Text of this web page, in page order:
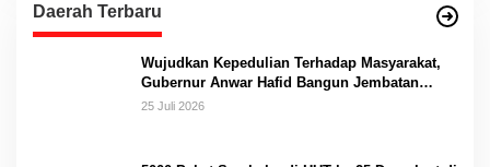
Daerah Terbaru
Wujudkan Kepedulian Terhadap Masyarakat,
Gubernur Anwar Hafid Bangun Jembatan
Gantung Masungkang dengan Dana Pribadi
25 Juli 2026